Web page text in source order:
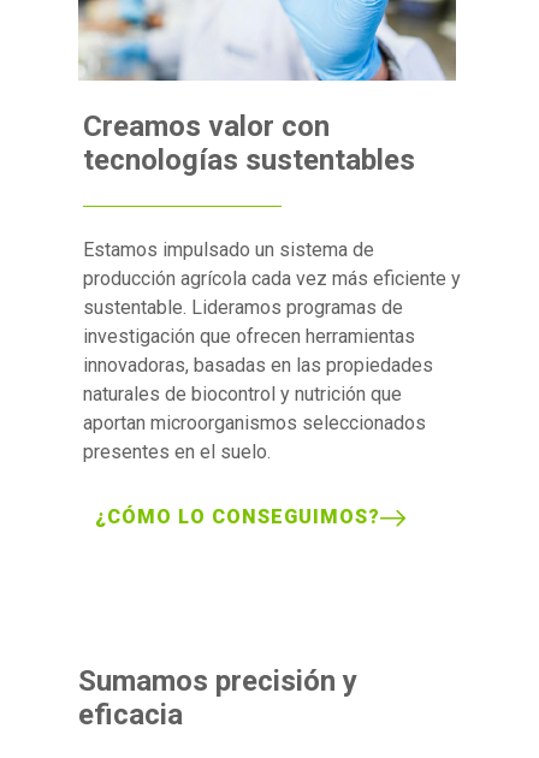
Creamos valor con
tecnologías sustentables
Estamos impulsado un sistema de
producción agrícola cada vez más eficiente y
sustentable. Lideramos programas de
investigación que ofrecen herramientas
innovadoras, basadas en las propiedades
naturales de biocontrol y nutrición que
aportan microorganismos seleccionados
presentes en el suelo.
¿CÓMO LO CONSEGUIMOS?
Sumamos precisión y
eficacia